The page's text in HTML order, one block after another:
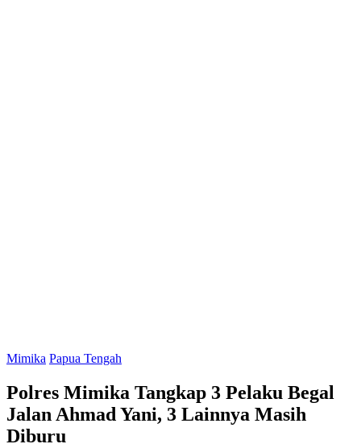
Mimika Papua Tengah
Polres Mimika Tangkap 3 Pelaku Begal
Jalan Ahmad Yani, 3 Lainnya Masih
Diburu